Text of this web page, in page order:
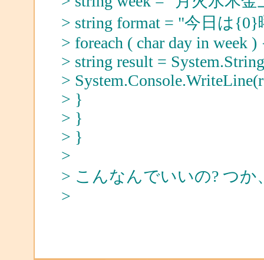
> string format = "今日は
> foreach ( char day in week )
> string result =
>
> }
> }
> }
>
> こんなんでいいの? つ
>